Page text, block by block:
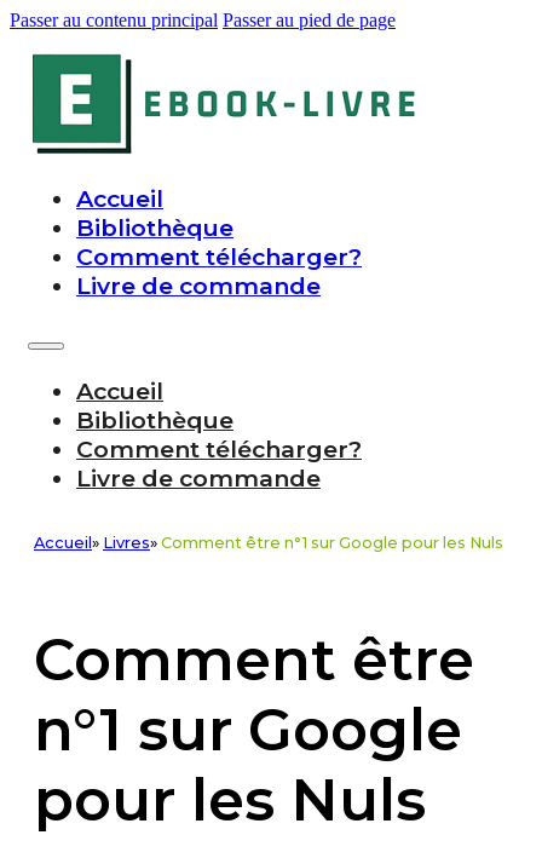
Passer au contenu principal Passer au pied de page
Accueil
Bibliothèque
Comment télécharger?
Livre de commande
Accueil
Bibliothèque
Comment télécharger?
Livre de commande
Accueil » Livres» Comment être n°1 sur Google pour les Nuls
Comment être
n°1 sur Google
pour les Nuls